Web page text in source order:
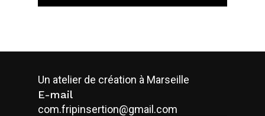
Un atelier de création à Marseille
E-mail
com.fripinsertion@gmail.com